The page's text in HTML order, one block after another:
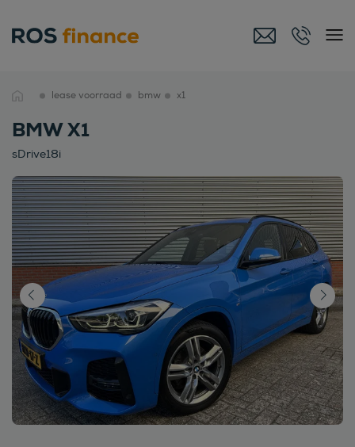
lease voorraad bmw x1
BMW X1
sDrive18i